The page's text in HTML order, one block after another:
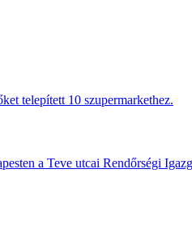
telepített 10 szupermarkethez.
a Teve utcai Rendőrségi